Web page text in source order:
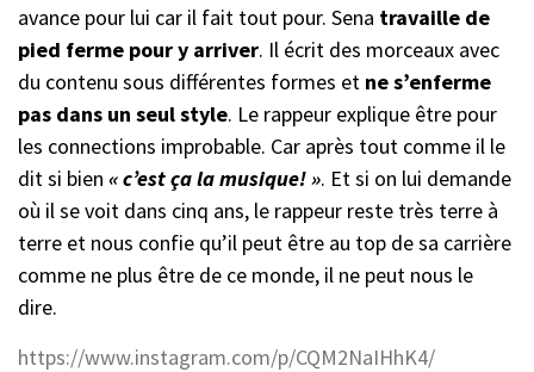
avance pour lui car il fait tout pour. Sena travaille de
pied ferme pour y arriver. Il écrit des morceaux avec
du contenu sous différentes formes et ne s’enferme
pas dans un seul style. Le rappeur explique être pour
les connections improbable. Car après tout comme il le
dit si bien « c’est ça la musique! ». Et si on lui demande
où il se voit dans cinq ans, le rappeur reste très terre à
terre et nous confie qu’il peut être au top de sa carrière
comme ne plus être de ce monde, il ne peut nous le
dire.
https://www.instagram.com/p/CQM2NaIHhK4/